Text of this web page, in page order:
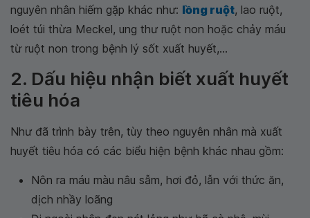
nguyên nhân hiếm gặp khác như: lồng ruột, lao ruột,
loét túi thừa Meckel, ung thư ruột non hoặc chảy máu
từ ruột non trong bệnh lý sốt xuất huyết,...
2. Dấu hiệu nhận biết xuất huyết
tiêu hóa
Như đã trình bày trên, tùy theo nguyên nhân mà xuất
huyết tiêu hóa có các biểu hiện bệnh khác nhau gồm:
Nôn ra máu màu nâu sẫm, hơi đỏ, lẫn với thức ăn,
dịch nhầy loãng